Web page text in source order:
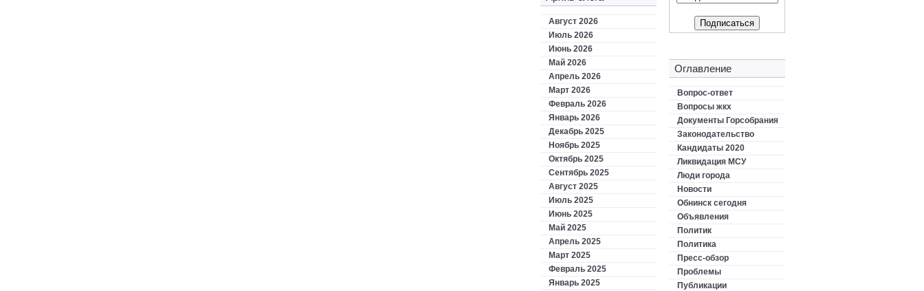
Август 2026
Июль 2026
Июнь 2026
Май 2026
Апрель 2026
Март 2026
Февраль 2026
Январь 2026
Декабрь 2025
Ноябрь 2025
Октябрь 2025
Сентябрь 2025
Август 2025
Июль 2025
Июнь 2025
Май 2025
Апрель 2025
Март 2025
Февраль 2025
Январь 2025
Оглавление
Вопрос-ответ
Вопросы жкх
Документы Горсобрания
Законодательство
Кандидаты 2020
Ликвидация МСУ
Люди города
Новости
Обнинск сегодня
Объявления
Политик
Политика
Пресс-обзор
Проблемы
Публикации